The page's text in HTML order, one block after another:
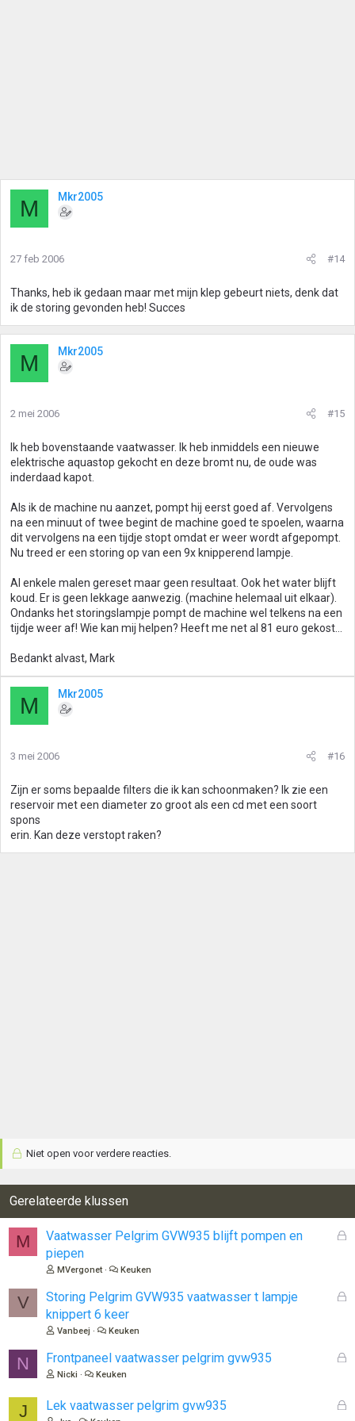
M Mkr2005
27 feb 2006 #14
Thanks, heb ik gedaan maar met mijn klep gebeurt niets, denk dat
ik de storing gevonden heb! Succes
M Mkr2005
2 mei 2006 #15
Ik heb bovenstaande vaatwasser. Ik heb inmiddels een nieuwe
elektrische aquastop gekocht en deze bromt nu, de oude was
inderdaad kapot.
Als ik de machine nu aanzet, pompt hij eerst goed af. Vervolgens
na een minuut of twee begint de machine goed te spoelen, waarna
dit vervolgens na een tijdje stopt omdat er weer wordt afgepompt.
Nu treed er een storing op van een 9x knipperend lampje.
Al enkele malen gereset maar geen resultaat. Ook het water blijft
koud. Er is geen lekkage aanwezig. (machine helemaal uit elkaar).
Ondanks het storingslampje pompt de machine wel telkens na een
tijdje weer af! Wie kan mij helpen? Heeft me net al 81 euro gekost...
Bedankt alvast, Mark
M Mkr2005
3 mei 2006 #16
Zijn er soms bepaalde filters die ik kan schoonmaken? Ik zie een
reservoir met een diameter zo groot als een cd met een soort
spons
erin. Kan deze verstopt raken?
Niet open voor verdere reacties.
Gerelateerde klussen
M
G
o
Vaatwasser Pelgrim GVW935 blijft pompen en
piepen
MVergonet Keuken
V
G
o
Storing Pelgrim GVW935 vaatwasser t lampje
knippert 6 keer
Vanbeej Keuken
N
G
Frontpaneel vaatwasser pelgrim gvw935
Nicki Keuken
J
G
Lek vaatwasser pelgrim gvw935